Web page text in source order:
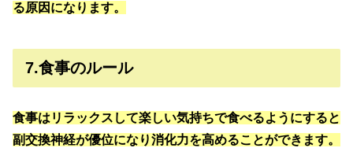
る原因になります。
7.食事のルール
食事はリラックスして楽しい気持ちで食べるようにすると
副交換神経が優位になり消化力を高めることができます。